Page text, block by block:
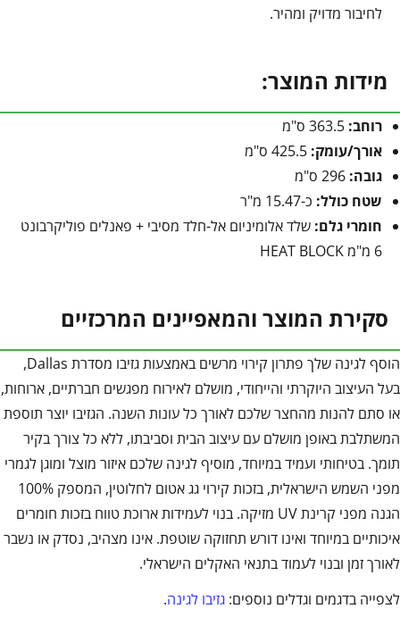
לחיבור מדויק ומהיר.
מידות המוצר:
רוחב:
אורך/עומק:
גובה:
שטח כולל: כ-15.47 מ"ר
חומרי גלם: שלד אלומיניום אל-חלד מסיבי + פאנלים פוליקרבונט
6 מ"מ HEAT BLOCK
סקירת המוצר והמאפיינים המרכזיים
הוסף לגינה שלך פתרון קירוי מרשים באמצעות גזיבו מסדרת Dallas,
בעל העיצוב היוקרתי והייחודי, מושלם לאירוח מפגשים חברתיים, ארוחות,
או סתם להנות מהחצר שלכם לאורך כל עונות השנה. הגזיבו יוצר תוספת
המשתלבת באופן מושלם עם עיצוב הבית וסביבתו, ללא כל צורך בקיר
תומך. בטיחותי ועמיד במיוחד, מוסיף לגינה שלכם איזור מוצל ומוגן לגמרי
מפני השמש הישראלית, בזכות קירוי גג אטום לחלוטין, המספק 100%
הגנה מפני קרינת UV מזיקה. בנוי לעמידות ארוכת טווח בזכות חומרים
איכותיים במיוחד ואינו דורש תחזוקה שוטפת. אינו מצהיב, נסדק או נשבר
לאורך זמן ובנוי לעמוד בתנאי האקלים הישראלי.
לצפייה בדגמים וגדלים נוספים: גזיבו לגינה.